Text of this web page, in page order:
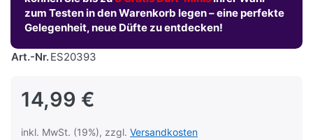
zum Testen in den Warenkorb legen – eine perfekte
Gelegenheit, neue Düfte zu entdecken!
Art.-Nr.ES20393
14,99 €
inkl. MwSt. (19%), zzgl. Versandkosten